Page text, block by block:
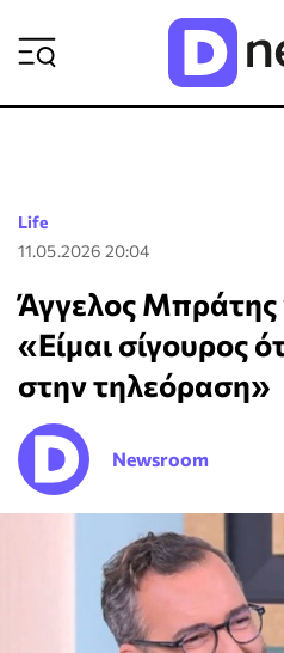
Life
11.05.2026 20:04
Άγγελος Μπράτης
«Είμαι σίγουρος
στην τηλεόραση»
Newsroom